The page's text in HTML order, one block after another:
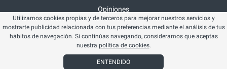
Opiniones
Aviso legal
Política cookies
© Easyoffer 2026. Todos los derechos reservados
Utilizamos cookies propias y de terceros para mejorar nuestros servicios y
mostrarte publicidad relacionada con tus preferencias mediante el análisis de tus
hábitos de navegación. Si continúas navegando, consideramos que aceptas
nuestra política de cookies.
ENTENDIDO